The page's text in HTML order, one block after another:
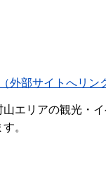
（外部サイトへリン
エリアの観光・
。